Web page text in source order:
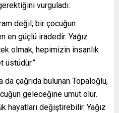
vurguladı:
değil; bir çocuğun
en güçlü iradedir. Yağız
olmak, hepimizin insanlık
üstüdür.”
da çağrıda bulunan Topaloğlu,
geleceğine umut olur.
hayatları değiştirebilir. Yağız